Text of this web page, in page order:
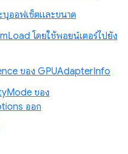
บุออฟเซ็ตและขนาด
โดยใช้พอยน์เตอร์ไปยัง
ของ GPUAdapterInfo
ของ
ออก